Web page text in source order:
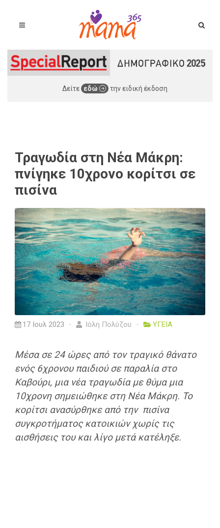
Δείτε εδώ την ειδική έκδοση
Τραγωδία στη Νέα Μάκρη:
πνίγηκε 10χρονο κορίτσι σε
πισίνα
17 Ιουλ 2023 Ιόλη Πολύζου ΥΓΕΙΑ
Μέσα σε 24 ώρες από τον τραγικό θάνατο
ενός 6χρονου παιδιού σε παραλία στο
Καβούρι, μια νέα τραγωδία με θύμα μια
10χρονη σημειώθηκε στη Νέα Μάκρη. Το
κορίτσι ανασύρθηκε από την πισίνα
συγκροτήματος κατοικιών χωρίς τις
αισθήσεις του και λίγο μετά κατέληξε.